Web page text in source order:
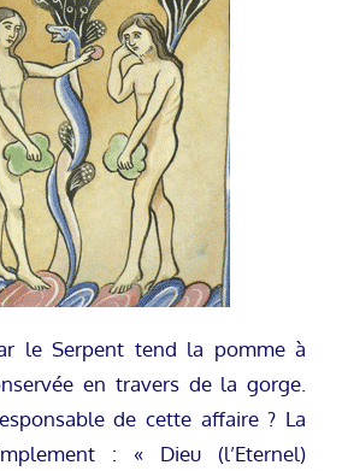
le Serpent tend la pomme à
en travers de la gorge.
de cette affaire ? La
: « Dieu (l’Eternel)